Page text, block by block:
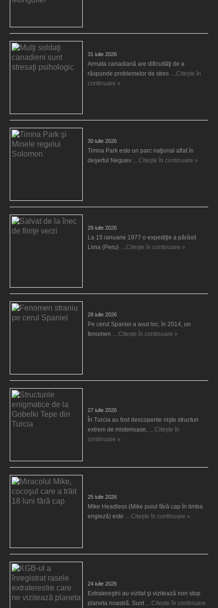
31 iulie 2026
Armata canadiană are dificultăţi de a
răspunde problemelor de stres …Citește în
continuare »
30 iulie 2026
Timna Park este un parc naţional aflat în
deşertul Neguev …Citește în continuare »
29 iulie 2026
La 15 ianuarie 1977 o expediţie a părăsit
Lima (Peru) …Citește în continuare »
28 iulie 2026
Pe cerul Spaniei a avut loc, în 2014, un
fenomen …Citește în continuare »
27 iulie 2026
În Turcia au fost descoperite nişte structuri
extrem de misterioase, …Citește în
continuare »
25 iulie 2026
Mike Headless (Mike puiul fără cap în limba
engleză) este …Citește în continuare »
24 iulie 2026
Extratereştrii au vizitat şi vizitează non stop
planeta noastră. Sunt …Citește în continuare